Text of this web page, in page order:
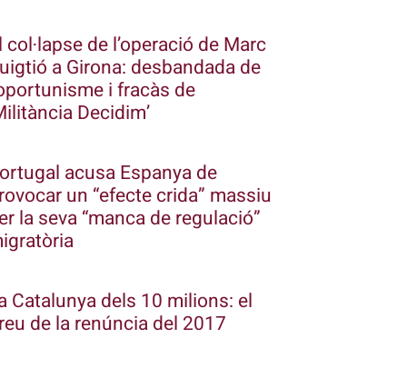
col·lapse de l’operació de Marc
a Girona: desbandada de
i fracàs de
Decidim’
acusa Espanya de
un “efecte crida” massiu
la seva “manca de regulació”
Catalunya dels 10 milions: el
de la renúncia del 2017